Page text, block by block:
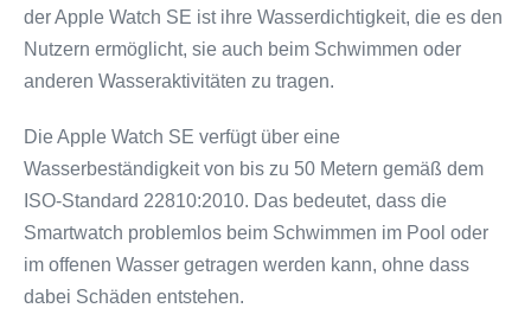
der Apple Watch SE ist ihre Wasserdichtigkeit, die es den
Nutzern ermöglicht, sie auch beim Schwimmen oder
anderen Wasseraktivitäten zu tragen.
Die Apple Watch SE verfügt über eine
Wasserbeständigkeit von bis zu 50 Metern gemäß dem
ISO-Standard 22810:2010. Das bedeutet, dass die
Smartwatch problemlos beim Schwimmen im Pool oder
im offenen Wasser getragen werden kann, ohne dass
dabei Schäden entstehen.